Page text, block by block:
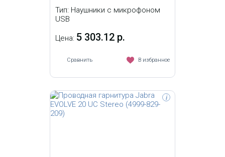
Тип: Наушники с микрофоном
USB
Цена: 5 303.12 р.
Сравнить В избранное
i